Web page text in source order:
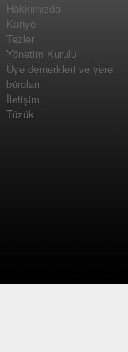
Hakkımızda
Künye
Tezler
Yönetim Kurulu
Üye dernerkleri ve yerel
büroları
İletişim
Tüzük